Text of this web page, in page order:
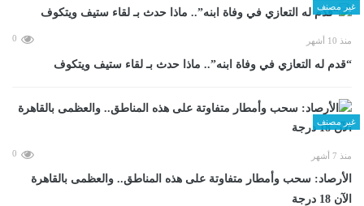
غير مصنف
منذ 10 أشهر 0
“قدم له التعازي في وفاة ابنه”.. ماذا حدث بـ لقاء ستيف ويتكوف
غير مصنف
منذ 7 أشهر 0
الأرصاد: سحب وأمطار متفاوتة على هذه المناطق.. والعظمى بالقاهرة
الآن 18 درجة